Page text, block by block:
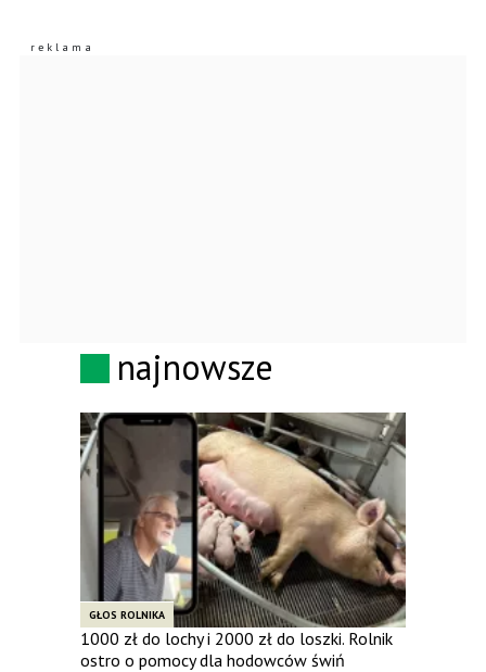
najnowsze
GŁOS ROLNIKA
1000 zł do lochy i 2000 zł do loszki. Rolnik
ostro o pomocy dla hodowców świń